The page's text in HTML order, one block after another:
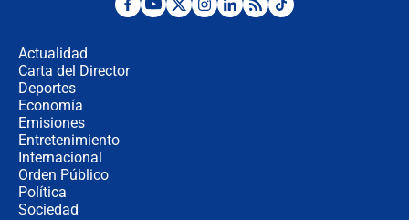
"No hubo fraude ni posibilidad de
Actualidad
Carta del Director
Deportes
Economía
Emisiones
Entretenimiento
Internacional
Orden Público
Política
Sociedad